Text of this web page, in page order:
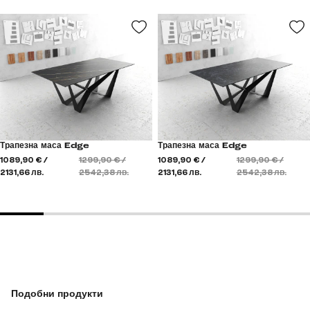
Подобни продукти
Трапезна маса Edge
1089,90 € /
2131,66 лв.
1299,90 € /
2542,38 лв.
Трапезна маса Edge
1089,90 € /
2131,66 лв.
1299,90 € /
2542,38 лв.